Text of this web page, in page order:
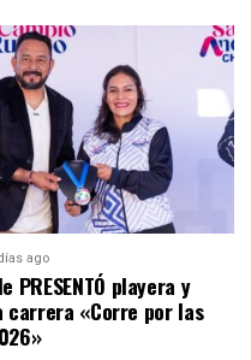
ago
PRESENTÓ playera y
carrera «Corre por las